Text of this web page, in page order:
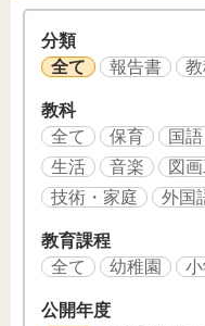
ジ
分類
全て
報告書
教科
全て
保育 国語
生活
音楽 図
技術・家庭
外国
教育課程
全て
幼稚園
公開年度